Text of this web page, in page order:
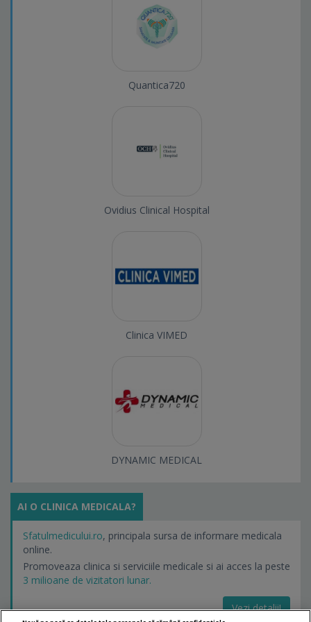
Quantica720
Ovidius Clinical Hospital
Clinica VIMED
DYNAMIC MEDICAL
AI O CLINICA MEDICALA?
Sfatulmedicului.ro, principala sursa de informare medicala
online.
Promoveaza clinica si serviciile medicale si ai acces la peste
3 milioane de vizitatori lunar.
Vezi detalii!